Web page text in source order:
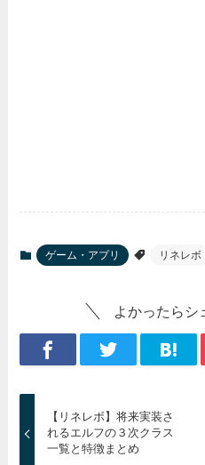
ゲーム・アプリ リネレボ
よかったらシ
【リネレボ】将来実装さ
れるエルフの３次クラス
一覧と特徴まとめ